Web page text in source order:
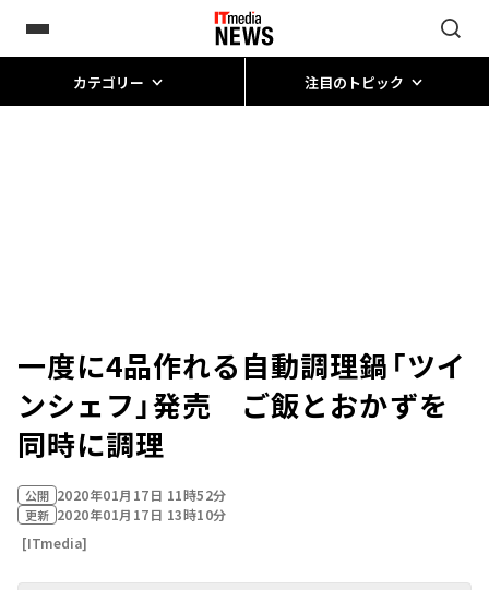
カテゴリー 注目のトピック
一度に4品作れる自動調理鍋「ツイ
ンシェフ」発売 ご飯とおかずを
同時に調理
公開 2020年01月17日 11時52分
更新 2020年01月17日 13時10分
[ITmedia]